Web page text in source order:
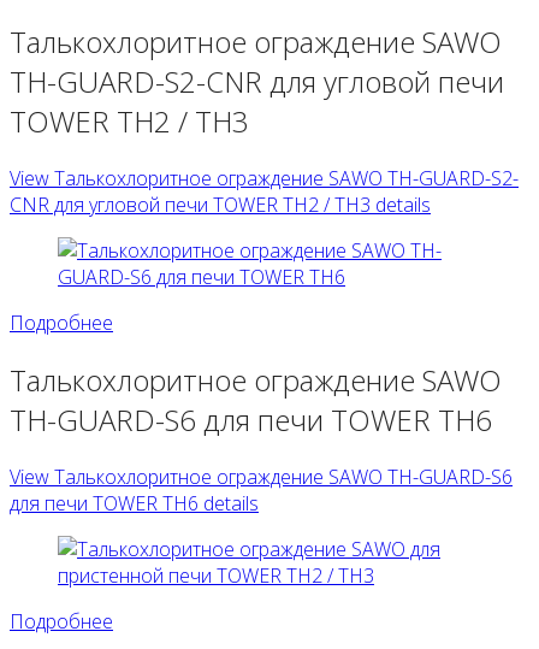
Талькохлоритное ограждение SAWO
TH-GUARD-S2-CNR для угловой печи
TOWER TH2 / TH3
View Талькохлоритное ограждение SAWO TH-GUARD-S2-
CNR для угловой печи TOWER TH2 / TH3 details
Подробнее
Талькохлоритное ограждение SAWO
TH-GUARD-S6 для печи TOWER TH6
View Талькохлоритное ограждение SAWO TH-GUARD-S6
для печи TOWER TH6 details
Подробнее